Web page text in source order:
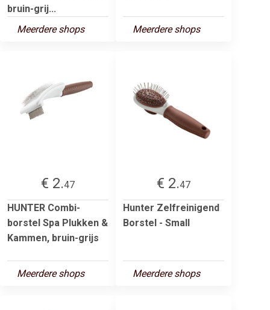
bruin-grij...
Meerdere shops
Meerdere shops
€ 2.47
HUNTER Combi-
borstel Spa Plukken &
Kammen, bruin-grijs
Meerdere shops
€ 2.47
Hunter Zelfreinigend
Borstel - Small
Meerdere shops